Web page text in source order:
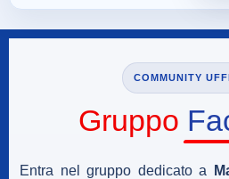
COMMUNITY
Gruppo
Entra nel gruppo dedicato a